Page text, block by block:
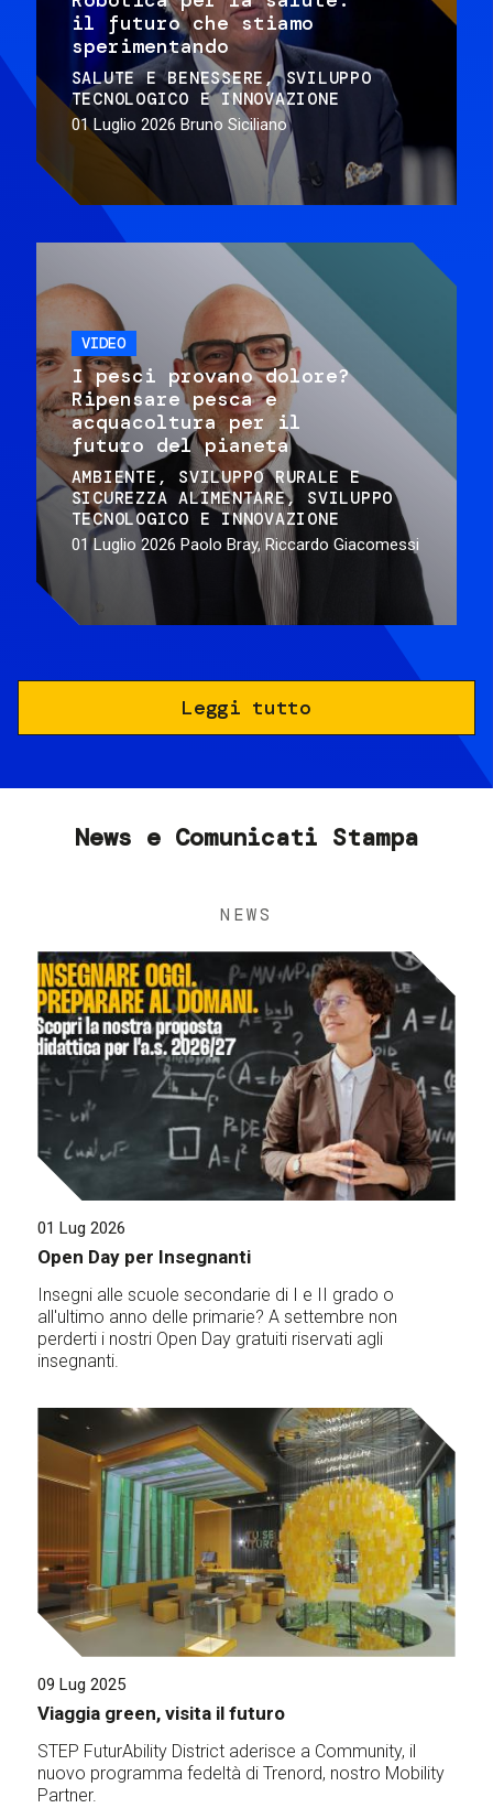
il futuro che stiamo
sperimentando
SALUTE E BENESSERE
SVILUPPO
TECNOLOGICO E INNOVAZIONE
01 Luglio 2026 Bruno Siciliano
VIDEO
I pesci provano dolore?
Ripensare pesca e
acquacoltura per il
futuro del pianeta
AMBIENTE
SVILUPPO RURALE E
SICUREZZA ALIMENTARE
SVILUPPO
TECNOLOGICO E INNOVAZIONE
01 Luglio 2026 Paolo Bray, Riccardo Giacomessi
Leggi tutto
News e Comunicati Stampa
NEWS
01 Lug 2026
Open Day per Insegnanti
Insegni alle scuole secondarie di I e II grado o
all'ultimo anno delle primarie? A settembre non
perderti i nostri Open Day gratuiti riservati agli
insegnanti.
09 Lug 2025
Viaggia green, visita il futuro
STEP FuturAbility District aderisce a Community, il
nuovo programma fedeltà di Trenord, nostro Mobility
Partner.